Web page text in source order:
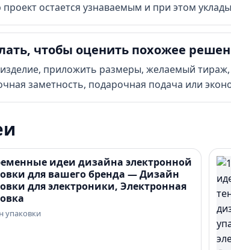
проект остается узнаваемым и при этом
чтобы оценить похожее
приложить размеры, желаемый
заметность, подарочная подача или
идеи дизайна электронной
для вашего бренда — Дизайн
для электроники, Электронная
упаковки